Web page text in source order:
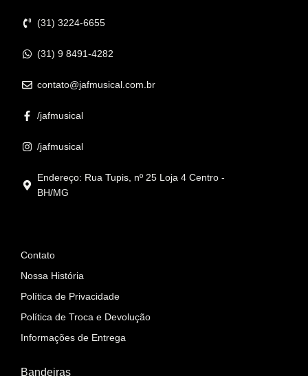
(31) 3224-6655
(31) 9 8491-4282
contato@jafmusical.com.br
/jafmusical
/jafmusical
Endereço: Rua Tupis, nº 25 Loja 4 Centro -
BH/MG
Contato
Nossa História
Política de Privacidade
Política de Troca e Devolução
Informações de Entrega
Bandeiras